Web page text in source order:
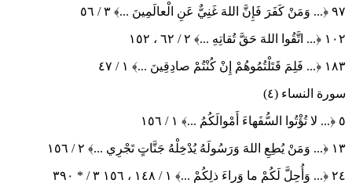
٩٧ ﴿... وَمَنْ كَفَرَ فَإِنَّ اللهَ غَنِيٌّ عَنِ الْعالَمِينَ ...﴾
١٠٢ ﴿... اتَّقُوا اللهَ حَقَّ تُقاتِهِ ...﴾
١٨٣ ﴿... فَلِمَ قَتَلْتُمُوهُمْ إِنْ كُنْتُمْ صادِقِينَ ...﴾
سورة النساء (٤)
٥ ﴿... لا تُؤْتُوا السُّفَهاءَ أَمْوالَكُمُ ...﴾
١٣ ﴿... وَمَنْ يُطِعِ اللهَ وَرَسُولَهُ يُدْخِلْهُ جَنَّاتٍ تَجْرِي ...﴾
٢٤ ﴿... وَأُحِلَّ لَكُمْ ما وَراءَ ذلِكُمْ ...﴾